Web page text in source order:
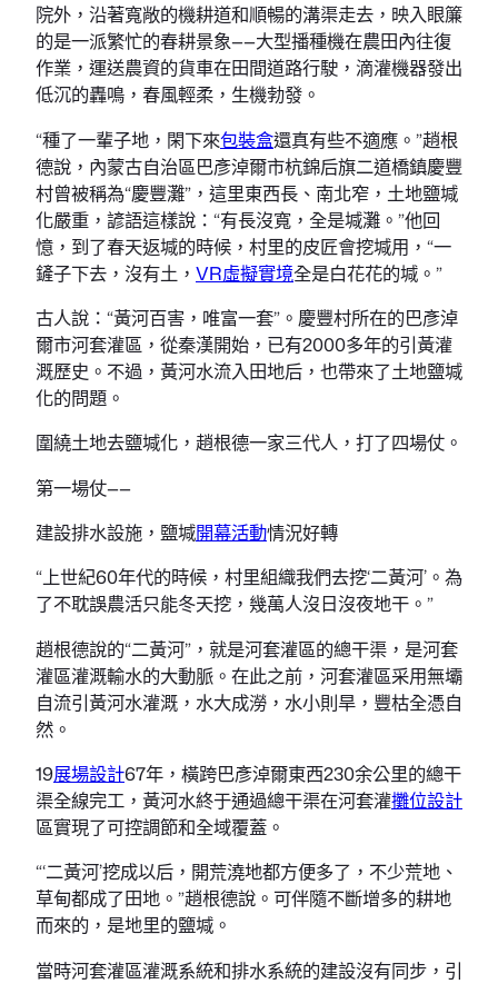
院外，沿著寬敞的機耕道和順暢的溝渠走去，映入眼簾
的是一派繁忙的春耕景象——大型播種機在農田內往復
作業，運送農資的貨車在田間道路行駛，滴灌機器發出
低沉的轟鳴，春風輕柔，生機勃發。
“種了一輩子地，閑下來包裝盒還真有些不適應。”趙根
德說，內蒙古自治區巴彥淖爾市杭錦后旗二道橋鎮慶豐
村曾被稱為“慶豐灘”，這里東西長、南北窄，土地鹽堿
化嚴重，諺語這樣說：“有長沒寬，全是堿灘。”他回
憶，到了春天返堿的時候，村里的皮匠會挖堿用，“一
鏟子下去，沒有土， VR虛擬實境全是白花花的堿。”
古人說：“黃河百害，唯富一套”。慶豐村所在的巴彥淖
爾市河套灌區，從秦漢開始，已有2000多年的引黃灌
溉歷史。不過，黃河水流入田地后，也帶來了土地鹽堿
化的問題。
圍繞土地去鹽堿化，趙根德一家三代人，打了四場仗。
第一場仗——
建設排水設施，鹽堿開幕活動情況好轉
“上世紀60年代的時候，村里組織我們去挖‘二黃河’。為
了不耽誤農活只能冬天挖，幾萬人沒日沒夜地干。”
趙根德說的“二黃河”，就是河套灌區的總干渠，是河套
灌區灌溉輸水的大動脈。在此之前，河套灌區采用無壩
自流引黃河水灌溉，水大成澇，水小則旱，豐枯全憑自
然。
19展場設計67年，橫跨巴彥淖爾東西230余公里的總干
渠全線完工，黃河水終于通過總干渠在河套灌攤位設計
區實現了可控調節和全域覆蓋。
“‘二黃河’挖成以后，開荒澆地都方便多了，不少荒地、
草甸都成了田地。”趙根德說。可伴隨不斷增多的耕地
而來的，是地里的鹽堿。
當時河套灌區灌溉系統和排水系統的建設沒有同步，引